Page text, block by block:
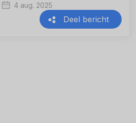
4 aug. 2025
Deel bericht